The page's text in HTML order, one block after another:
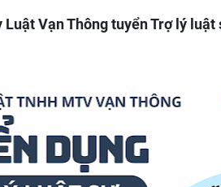
Luật Vạn Thông tuyển Trợ lý luật